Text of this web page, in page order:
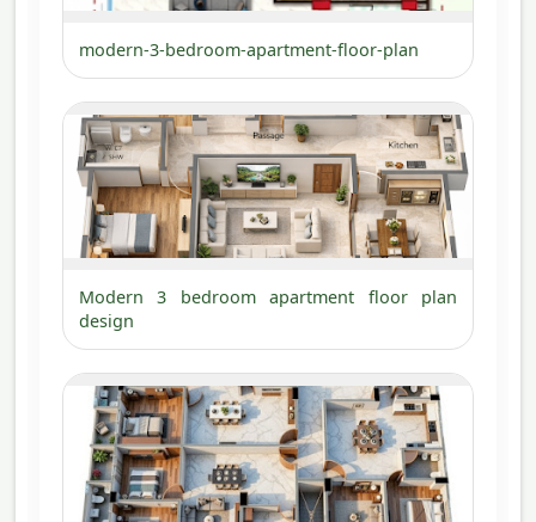
modern-3-bedroom-apartment-floor-plan
Modern 3 bedroom apartment floor plan
design